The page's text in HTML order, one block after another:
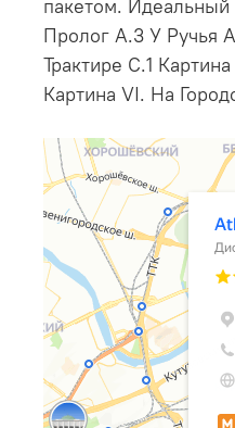
пакетом. Идеальный
Пролог A.3 У Ручья
Трактире C.1
Картина VI. На